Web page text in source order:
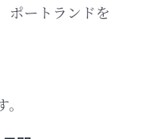
ポートランドを